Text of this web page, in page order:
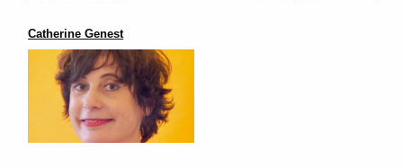
Catherine Genest